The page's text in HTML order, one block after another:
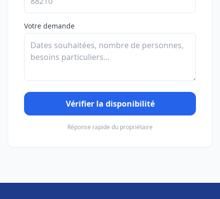
Votre demande
Vérifier la disponibilité
Réponse rapide du propriétaire